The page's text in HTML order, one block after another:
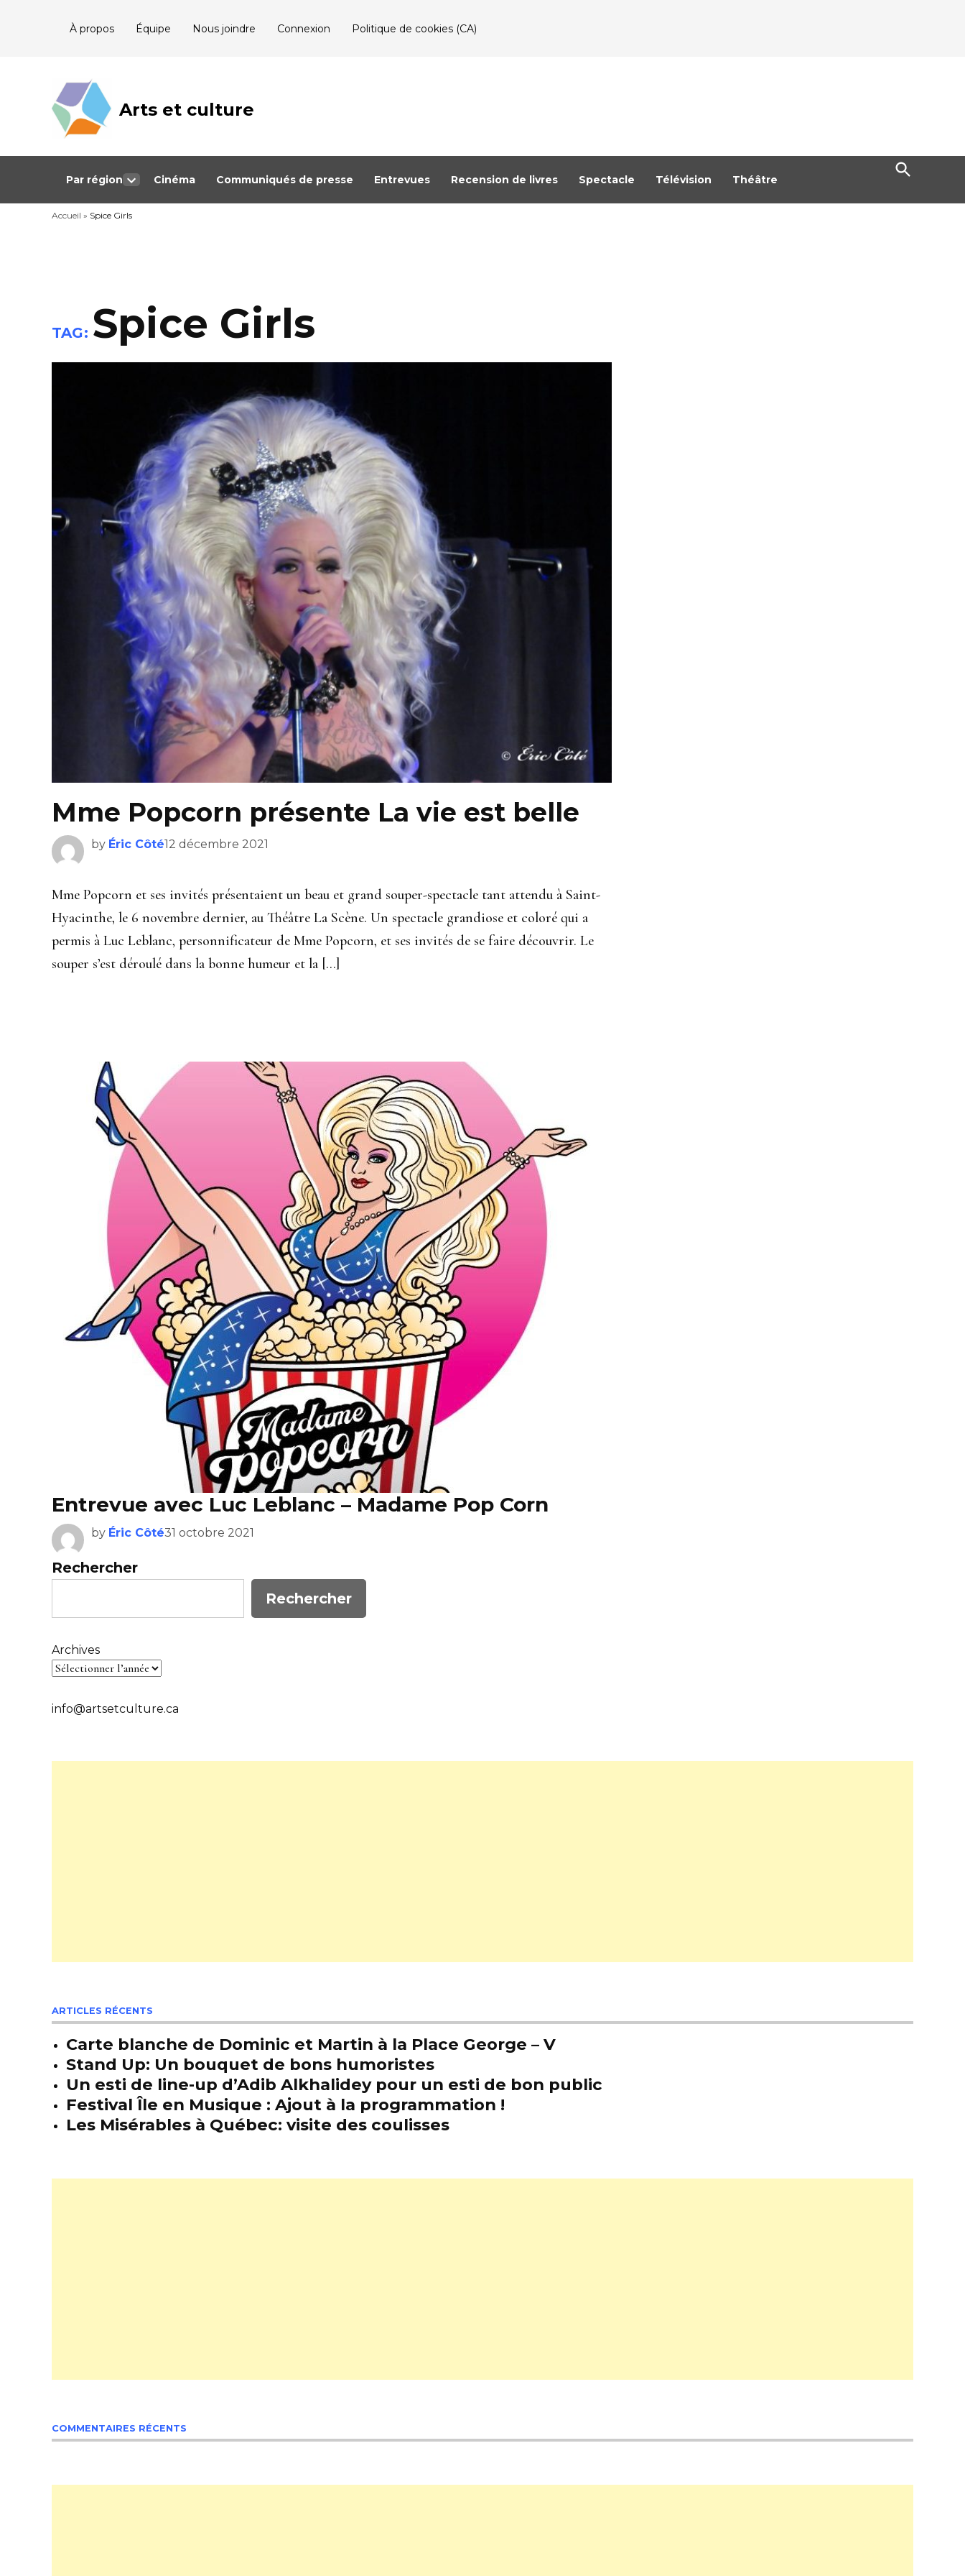
À propos Équipe Nous joindre Connexion Politique de cookies (CA)
Arts et culture
Journalisme
Québec
Par région
dropdown
menu
Cinéma Communiqués de presse Entrevues Recension de livres Spectacle Télévision Théâtre
Open
Search
Accueil » Spice Girls
TAG: Spice Girls
Mme Popcorn présente La vie est belle
by Éric Côté12 décembre 2021
Mme Popcorn et ses invités présentaient un beau et grand souper-spectacle tant attendu à Saint-
Hyacinthe, le 6 novembre dernier, au Théâtre La Scène. Un spectacle grandiose et coloré qui a
permis à Luc Leblanc, personnificateur de Mme Popcorn, et ses invités de se faire découvrir. Le
souper s’est déroulé dans la bonne humeur et la […]
Entrevue avec Luc Leblanc – Madame Pop Corn
by Éric Côté31 octobre 2021
Rechercher
Rechercher
Archives
info@artsetculture.ca
ARTICLES RÉCENTS
Carte blanche de Dominic et Martin à la Place George – V
Stand Up: Un bouquet de bons humoristes
Un esti de line-up d’Adib Alkhalidey pour un esti de bon public
Festival Île en Musique : Ajout à la programmation !
Les Misérables à Québec: visite des coulisses
COMMENTAIRES RÉCENTS